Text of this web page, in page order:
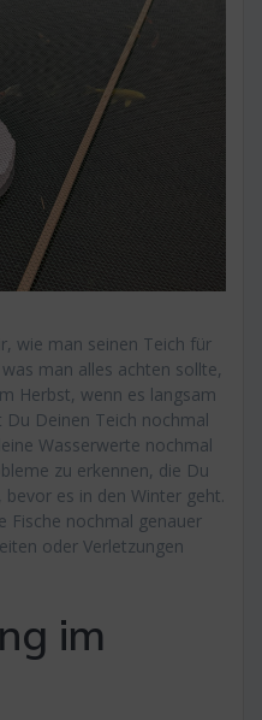
wie man seinen Teich für
man alles achten sollte,
Herbst, wenn es langsam
Deinen Teich nochmal
Wasserwerte nochmal
zu erkennen, die Du
es in den Winter geht.
Fische nochmal genauer
oder Verletzungen
im